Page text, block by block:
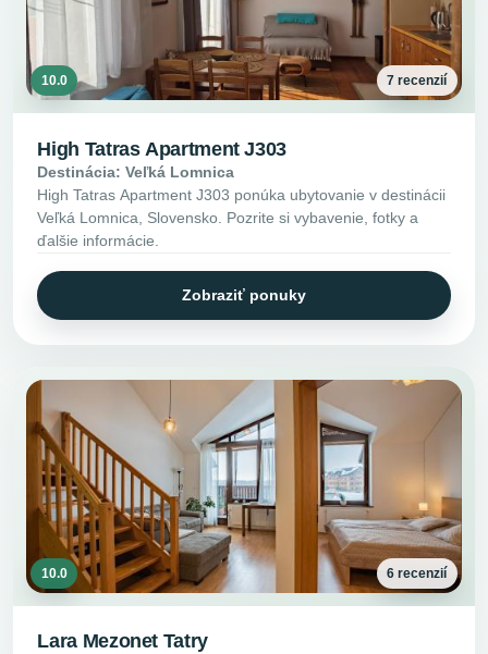
10.0 7 recenzií
High Tatras Apartment J303
Destinácia: Veľká Lomnica
High Tatras Apartment J303 ponúka ubytovanie v destinácii
Veľká Lomnica, Slovensko. Pozrite si vybavenie, fotky a
ďalšie informácie.
Zobraziť ponuky
10.0 6 recenzií
Lara Mezonet Tatry